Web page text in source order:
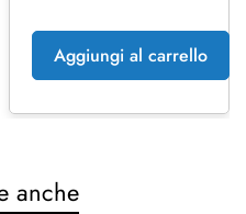
Aggiungi al carrello
anche